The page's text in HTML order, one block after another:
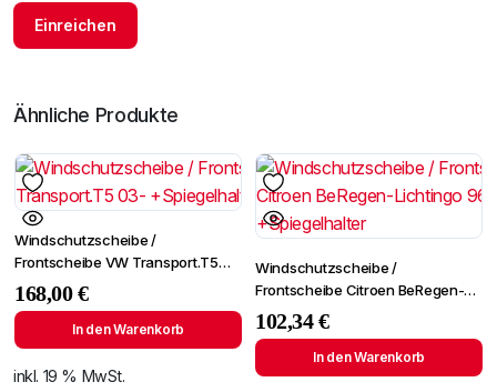
Ähnliche Produkte
Windschutzscheibe /
Frontscheibe VW Transport.T5
03- +Spiegelhalter
168,00€
In den Warenkorb
inkl. 19 % MwSt.
Windschutzscheibe /
Frontscheibe Citroen BeRegen-
Lichtingo 96- +Spiegelhalter
102,34€
In den Warenkorb